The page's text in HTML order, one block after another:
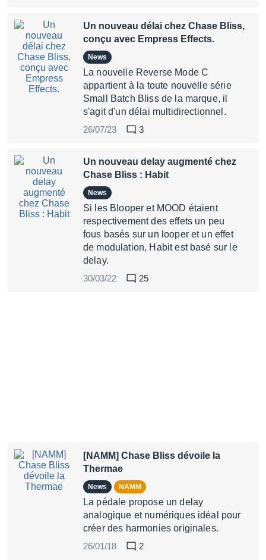
Un nouveau délai chez Chase Bliss,
conçu avec Empress Effects.
News
La nouvelle Reverse Mode C
appartient à la toute nouvelle série
Small Batch Bliss de la marque, il
s'agit d'un délai multidirectionnel.
26/07/23
3
Un nouveau delay augmenté chez
Chase Bliss : Habit
News
Si les Blooper et MOOD étaient
respectivement des effets un peu
fous basés sur un looper et un effet
de modulation, Habit est basé sur le
delay.
30/03/22
25
[NAMM] Chase Bliss dévoile la
Thermae
News NAMM
La pédale propose un delay
analogique et numériques idéal pour
créer des harmonies originales.
26/01/18
2